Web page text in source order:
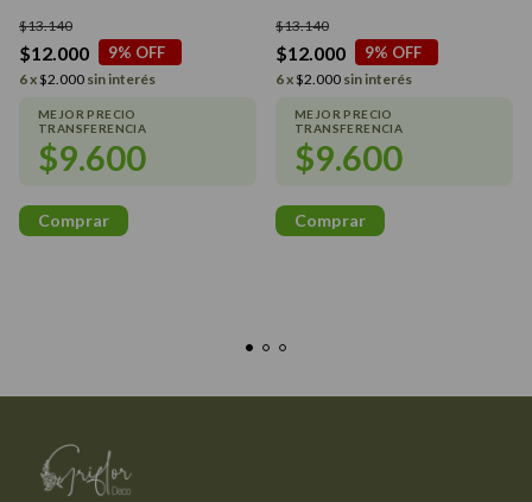
$12.000
$13.140
9% OFF
6x$2.000 sin interés
$9.600
$12.000
$13.140
9% OFF
6x$2.000 sin interés
$9.600